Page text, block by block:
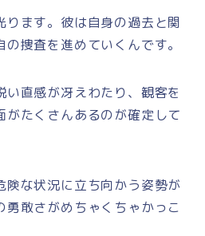
ます。彼は自身の過去と関
捜査を進めていくんです。
直感が冴えわたり、観客を
がたくさんあるのが確定して
な状況に立ち向かう姿勢が
敢さがめちゃくちゃかっこ